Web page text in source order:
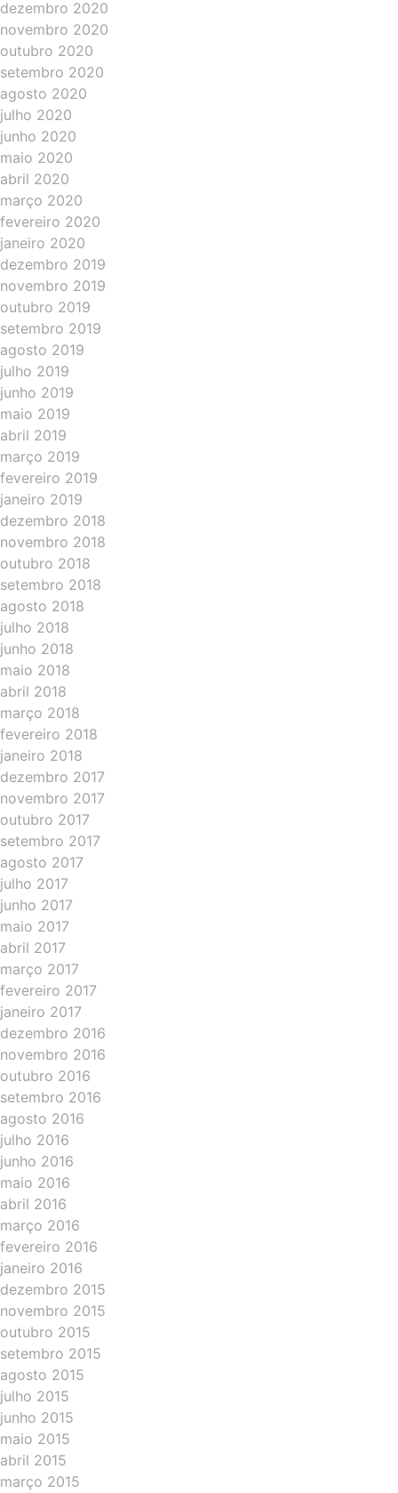
dezembro 2020
novembro 2020
outubro 2020
setembro 2020
agosto 2020
julho 2020
junho 2020
maio 2020
abril 2020
março 2020
fevereiro 2020
janeiro 2020
dezembro 2019
novembro 2019
outubro 2019
setembro 2019
agosto 2019
julho 2019
junho 2019
maio 2019
abril 2019
março 2019
fevereiro 2019
janeiro 2019
dezembro 2018
novembro 2018
outubro 2018
setembro 2018
agosto 2018
julho 2018
junho 2018
maio 2018
abril 2018
março 2018
fevereiro 2018
janeiro 2018
dezembro 2017
novembro 2017
outubro 2017
setembro 2017
agosto 2017
julho 2017
junho 2017
maio 2017
abril 2017
março 2017
fevereiro 2017
janeiro 2017
dezembro 2016
novembro 2016
outubro 2016
setembro 2016
agosto 2016
julho 2016
junho 2016
maio 2016
abril 2016
março 2016
fevereiro 2016
janeiro 2016
dezembro 2015
novembro 2015
outubro 2015
setembro 2015
agosto 2015
julho 2015
junho 2015
maio 2015
abril 2015
março 2015